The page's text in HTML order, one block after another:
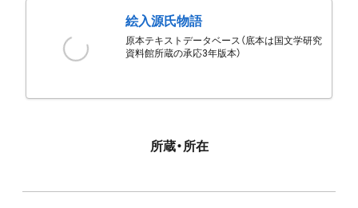
絵入源氏物語
原本テキストデータベース（底本は国文学研究
資料館所蔵の承応3年版本）
所蔵・所在